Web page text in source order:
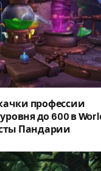
профессии
до 600 в
Пандарии